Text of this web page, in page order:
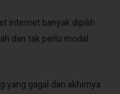
internet banyak dipilih
dan tak perlu modal
yang gagal dan akhirnya